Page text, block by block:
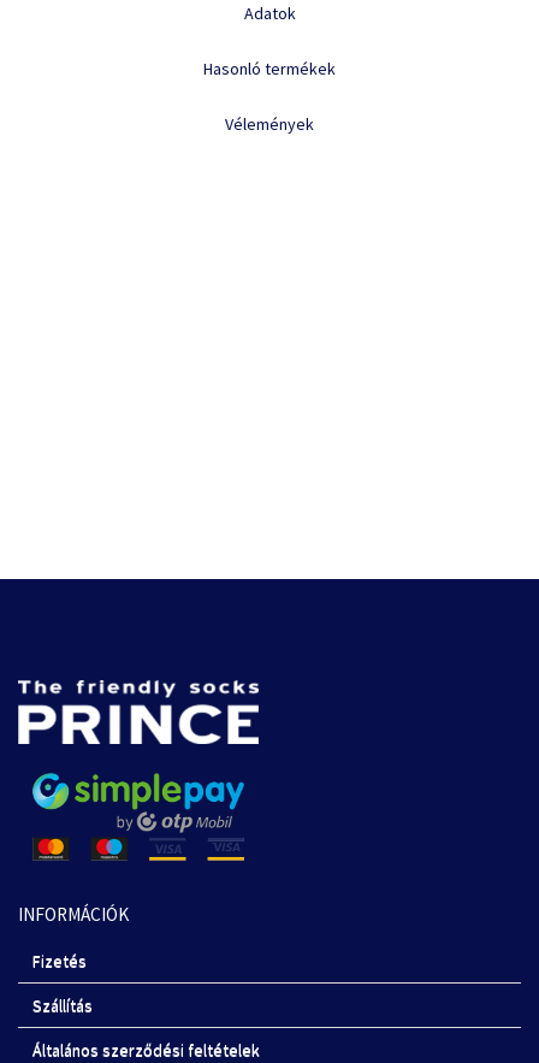
Adatok
Hasonló termékek
Vélemények
INFORMÁCIÓK
Fizetés
Szállítás
Általános szerződési feltételek